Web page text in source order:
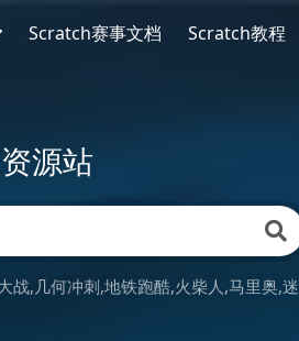
Scratch赛事文档 Scratch教程
源站
战 几何冲刺 地铁跑酷 火柴人 马里奥 迷